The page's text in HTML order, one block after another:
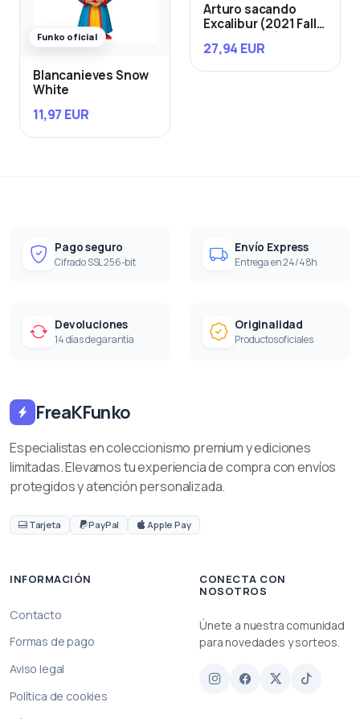
Funko oficial
Blancanieves Snow
White
11,97 EUR
Arturo sacando
Excalibur (2021 Fall
27,94 EUR
Pago seguro
Cifrado SSL 256-bit
Envío Express
Entrega en 24/48h
Devoluciones
14 días de garantía
Originalidad
Productos oficiales
FreaKFunko
Especialistas en coleccionismo premium y ediciones
limitadas. Elevamos tu experiencia de compra con envíos
protegidos y atención personalizada.
Tarjeta PayPal Apple Pay
INFORMACIÓN
Contacto
Formas de pago
Aviso legal
Política de cookies
CONECTA CON
NOSOTROS
Únete a nuestra comunidad
para novedades y sorteos.